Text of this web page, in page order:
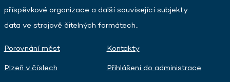
příspěvkové organizace a další související subjekty
data ve strojově čitelných formátech..
Porovnání měst
Plzeň v číslech
Kontakty
Přihlášení do administrace